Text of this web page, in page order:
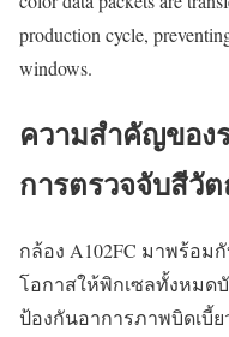
production cycle,
windows.
ความสำคัญของ
การตรวจจับสีวั
กล้อง A102FC มาพร้อมกั
โอกาสให้พิกเซลทั้งหมด
ป้องกันอาการภาพบิดเบี้ยว